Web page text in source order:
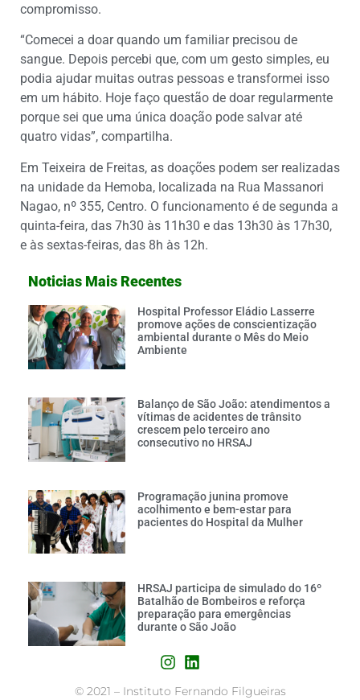
compromisso.
“Comecei a doar quando um familiar precisou de
sangue. Depois percebi que, com um gesto simples, eu
podia ajudar muitas outras pessoas e transformei isso
em um hábito. Hoje faço questão de doar regularmente
porque sei que uma única doação pode salvar até
quatro vidas”, compartilha.
Em Teixeira de Freitas, as doações podem ser realizadas
na unidade da Hemoba, localizada na Rua Massanori
Nagao, nº 355, Centro. O funcionamento é de segunda a
quinta-feira, das 7h30 às 11h30 e das 13h30 às 17h30,
e às sextas-feiras, das 8h às 12h.
Noticias Mais Recentes
Hospital Professor Eládio Lasserre
promove ações de conscientização
ambiental durante o Mês do Meio
Ambiente
Balanço de São João: atendimentos a
vítimas de acidentes de trânsito
crescem pelo terceiro ano
consecutivo no HRSAJ
Programação junina promove
acolhimento e bem-estar para
pacientes do Hospital da Mulher
HRSAJ participa de simulado do 16º
Batalhão de Bombeiros e reforça
preparação para emergências
durante o São João
© 2021 – Instituto Fernando Filgueiras